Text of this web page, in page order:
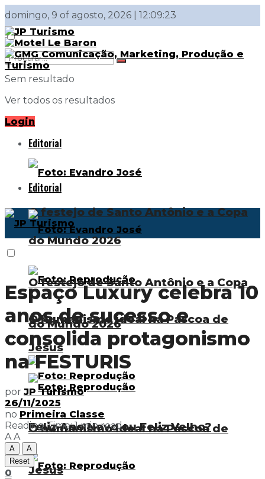
domingo, 9 of agosto, 2026 | 12:09:23
Sem resultado
Ver todos os resultados
Login
Editorial
O festejo de Santo Antônio e a Copa
do Mundo 2026
O humanismo ideal na Páscoa de
Jesus
Feliz Ano Novo ou Feliz Velho?
Editorial
O festejo de Santo Antônio e a Copa
do Mundo 2026
O humanismo ideal na Páscoa de
Jesus
Espaço Luxury celebra 10
anos de sucesso e
consolida protagonismo
na FESTURIS
por JP Turismo
26/11/2025
no Primeira Classe
Reading Time: 1 min read
A A
A
A
Reset
0